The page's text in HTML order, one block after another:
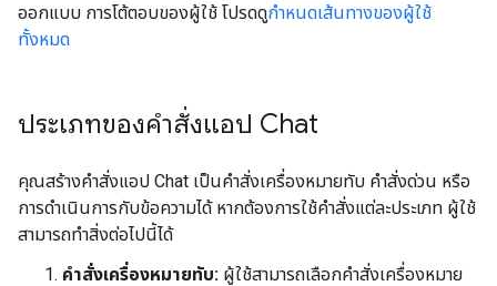
ออกแบบ การโต้ตอบของผู้ใช้ โปรดดูกำหนดเส้นทางของผู้ใช้
ทั้งหมด
ประเภทของคำสั่งแอป Chat
คุณสร้างคำสั่งแอป Chat เป็นคำสั่งเครื่องหมายทับ คำสั่งด่วน หรือ
การดำเนินการกับข้อความได้ หากต้องการใช้คำสั่งแต่ละประเภท ผู้ใช้
สามารถทำสิ่งต่อไปนี้ได้
คำสั่งเครื่องหมายทับ: ผู้ใช้สามารถเลือกคำสั่งเครื่องหมาย